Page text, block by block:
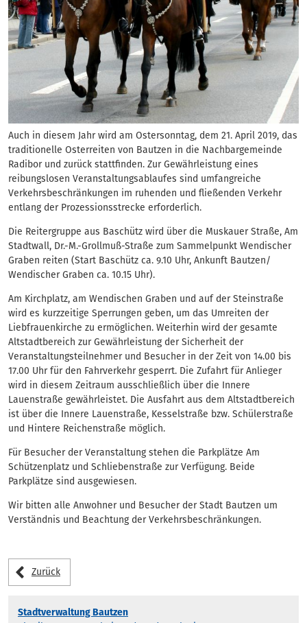
Auch in diesem Jahr wird am Ostersonntag, dem 21. April 2019, das
traditionelle Osterreiten von Bautzen in die Nachbargemeinde
Radibor und zurück stattfinden. Zur Gewährleistung eines
reibungslosen Veranstaltungsablaufes sind umfangreiche
Verkehrsbeschränkungen im ruhenden und fließenden Verkehr
entlang der Prozessionsstrecke erforderlich.
Die Reitergruppe aus Baschütz wird über die Muskauer Straße, Am
Stadtwall, Dr.-M.-Grollmuß-Straße zum Sammelpunkt Wendischer
Graben reiten (Start Baschütz ca. 9.10 Uhr, Ankunft Bautzen/
Wendischer Graben ca. 10.15 Uhr).
Am Kirchplatz, am Wendischen Graben und auf der Steinstraße
wird es kurzzeitige Sperrungen geben, um das Umreiten der
Liebfrauenkirche zu ermöglichen. Weiterhin wird der gesamte
Altstadtbereich zur Gewährleistung der Sicherheit der
Veranstaltungsteilnehmer und Besucher in der Zeit von 14.00 bis
17.00 Uhr für den Fahrverkehr gesperrt. Die Zufahrt für Anlieger
wird in diesem Zeitraum ausschließlich über die Innere
Lauenstraße gewährleistet. Die Ausfahrt aus dem Altstadtbereich
ist über die Innere Lauenstraße, Kesselstraße bzw. Schülerstraße
und Hintere Reichenstraße möglich.
Für Besucher der Veranstaltung stehen die Parkplätze Am
Schützenplatz und Schliebenstraße zur Verfügung. Beide
Parkplätze sind ausgewiesen.
Wir bitten alle Anwohner und Besucher der Stadt Bautzen um
Verständnis und Beachtung der Verkehrsbeschränkungen.
Zurück
Stadtverwaltung Bautzen